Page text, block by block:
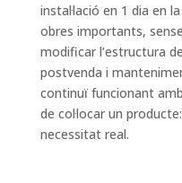
instal·lació en 1 dia en
obres importants,
modificar l’estructura
postvenda i
continuï funcionant
de col·locar un
necessitat real.